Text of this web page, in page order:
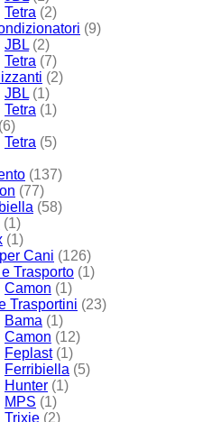
Tetra (2)
(9)
JBL (2)
Tetra (7)
(2)
JBL (1)
Tetra (1)
(6)
Tetra (5)
(137)
(77)
(58)
(1)
(1)
Cani (126)
Trasporto (1)
Camon (1)
Trasportini (23)
Bama (1)
Camon (12)
Feplast (1)
Ferribiella (5)
Hunter (1)
MPS (1)
Trixie (2)